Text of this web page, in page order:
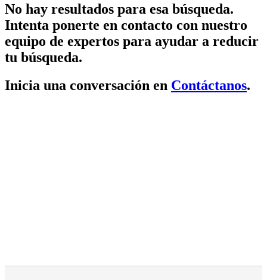
No hay resultados para esa búsqueda.
Intenta ponerte en contacto con nuestro
equipo de expertos para ayudar a reducir
tu búsqueda.
Inicia una conversación en Contáctanos.